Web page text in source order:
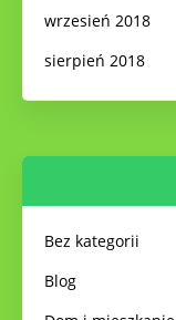
wrzesień 2018
sierpień 2018
Bez kategorii
Blog